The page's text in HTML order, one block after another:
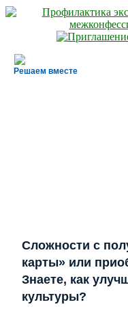
Решаем вместе
Сложности с
карты» или
Знаете, как
культуры?